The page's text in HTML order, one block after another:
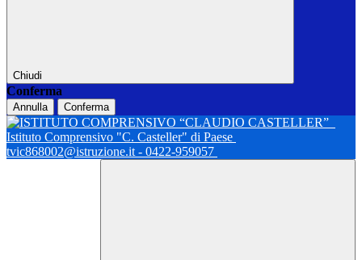
Chiudi
Conferma
Annulla Conferma
Istituto Comprensivo "C. Casteller" di Paese
tvic868002@istruzione.it - 0422-959057